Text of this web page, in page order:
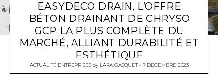
EASYDECO DRAIN, L’OFFRE
BÉTON DRAINANT DE CHRYSO
GCP LA PLUS COMPLÈTE DU
MARCHÉ, ALLIANT DURABILITÉ ET
ESTHÉTIQUE
ACTUALITÉ ENTREPRISES by LARA GASQUET 7 DÉCEMBRE 2023